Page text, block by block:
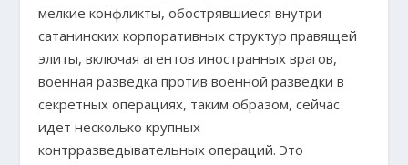
мелкие конфликты, обострявшиеся внутри
сатанинских корпоративных структур правящей
элиты, включая агентов иностранных врагов,
военная разведка против военной разведки в
секретных операциях, таким образом, сейчас
идет несколько крупных
контрразведывательных операций. Это